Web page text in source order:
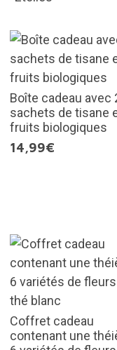
Boîte cadeau avec
sachets de tisane
fruits biologiques
14,99€
Coffret cadeau
contenant une